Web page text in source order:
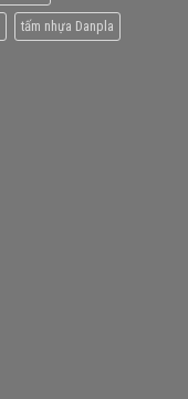
tấm nhựa Danpla